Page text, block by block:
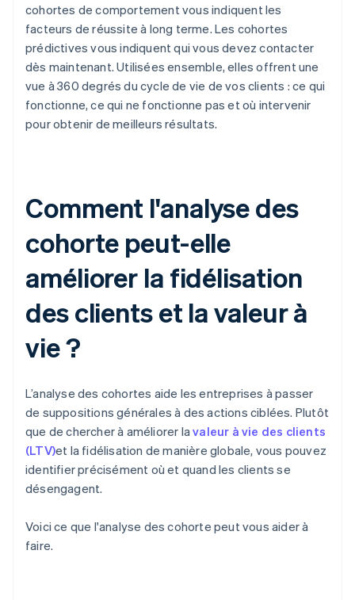
cohortes de comportement vous indiquent les
facteurs de réussite à long terme. Les cohortes
prédictives vous indiquent qui vous devez contacter
dès maintenant. Utilisées ensemble, elles offrent une
vue à 360 degrés du cycle de vie de vos clients : ce qui
fonctionne, ce qui ne fonctionne pas et où intervenir
pour obtenir de meilleurs résultats.
Comment l'analyse des
cohorte peut-elle
améliorer la fidélisation
des clients et la valeur à
vie ?
L’analyse des cohortes aide les entreprises à passer
de suppositions générales à des actions ciblées. Plutôt
que de chercher à améliorer lavaleur à vie des clients
(LTV)et la fidélisation de manière globale, vous pouvez
identifier précisément où et quand les clients se
désengagent.
Voici ce que l'analyse des cohorte peut vous aider à
faire.